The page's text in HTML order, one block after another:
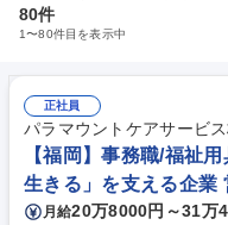
80件
1〜80件目を表示中
正社員
パラマウントケアサービ
【福岡】事務職/福祉
生きる」を支える企業
月給20万8000円～31万